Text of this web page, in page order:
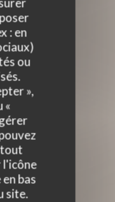
: en
ou
»,
«
l'icône
bas
site.